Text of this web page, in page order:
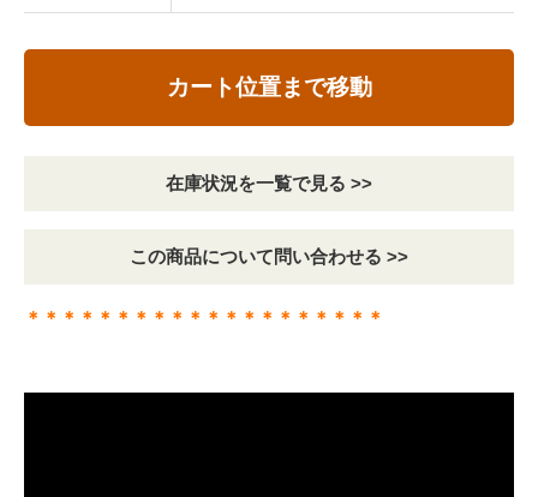
カート位置まで移動
在庫状況を一覧で見る >>
この商品について問い合わせる >>
＊＊＊＊＊＊＊＊＊＊＊＊＊＊＊＊＊＊＊＊